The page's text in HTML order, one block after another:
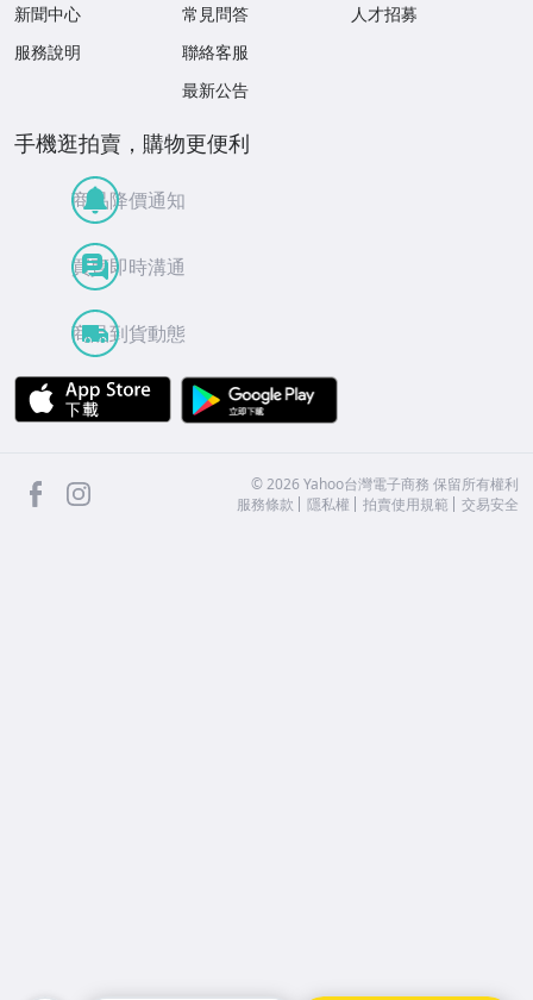
新聞中心
服務說明
常見問答
聯絡客服
最新公告
人才招募
手機逛拍賣，購物更便利
商品降價通知
買賣即時溝通
商品到貨動態
APP Store
facebook ©2026 Yahoo台灣電子商務 保留所有權利
服務條款
隱私權 拍賣使用規範 交易安全